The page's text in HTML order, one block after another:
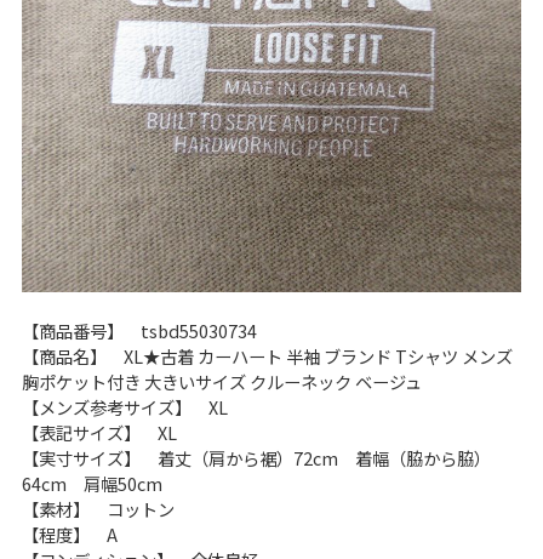
W37以上
Search by Maniacマニアックから探す
バンド
Tシャツ
アニメ
Tシャツ
映画
Tシャツ
USA製
ボロ ミリタリー
すべてのマニアックを見る
Search by Period 年代から探す
90年代
【商品番号】 tsbd55030734
【商品名】 XL★古着 カーハート 半袖 ブランド Tシャツ メンズ
胸ポケット付き 大きいサイズ クルーネック ベージュ
【メンズ参考サイズ】 XL
【表記サイズ】 XL
【実寸サイズ】 着丈（肩から裾）72cm 着幅（脇から脇）
64cm 肩幅50cm
【素材】 コットン
【程度】 A